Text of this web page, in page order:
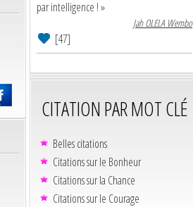
par intelligence ! »
Jah OLELA Wembo
[47]
CITATION PAR MOT CLÉ
Belles citations
Citations sur le Bonheur
Citations sur la Chance
Citations sur le Courage